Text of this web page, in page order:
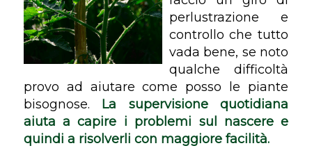
perlustrazione e
controllo che tutto
vada bene, se noto
qualche difficoltà
provo ad aiutare come posso le piante
bisognose. La supervisione quotidiana
aiuta a capire i problemi sul nascere e
quindi a risolverli con maggiore facilità.